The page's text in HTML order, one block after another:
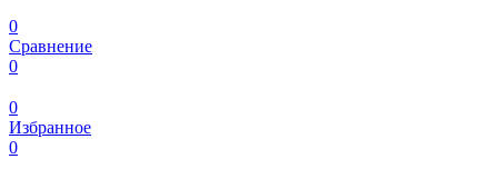
0
Сравнение
0
0
Избранное
0